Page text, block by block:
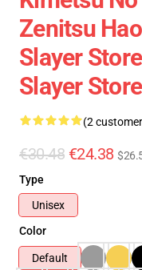
Zenitsu
Slayer
Slayer Store
(2
€30.48 €24.38
Type
Unisex
Color
Default